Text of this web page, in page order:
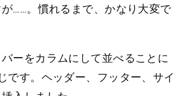
……。慣れるまで、かなり大変で
ーをカラムにして並べることに
です。ヘッダー、フッター、サイ